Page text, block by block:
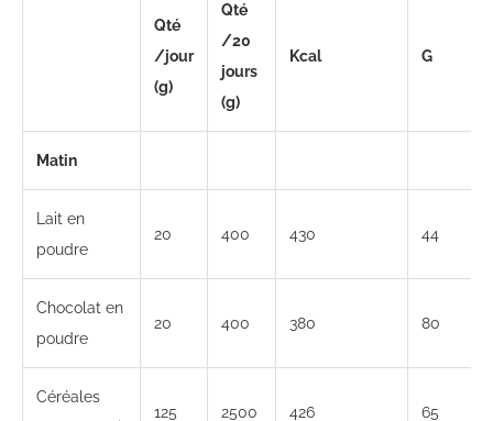
Qté
/jour
(g)
Qté
/20
jours
(g)
Kcal G
Matin
Lait en
poudre
20 400 430 44
Chocolat en
poudre
20 400 380 80
Céréales
125 2500 426 65